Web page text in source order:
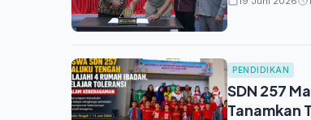
PENDIDIKAN
SDN 257
Tanamkan